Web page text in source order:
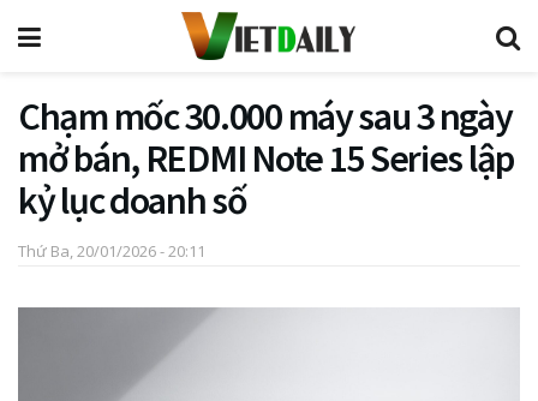
Chạm mốc 30.000 máy sau 3 ngày
mở bán, REDMI Note 15 Series lập
kỷ lục doanh số
Thứ Ba, 20/01/2026 - 20:11